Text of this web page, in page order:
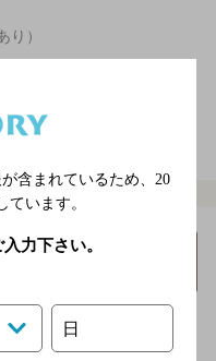
り）
含まれているため、 20
ています。
力下さい。
日